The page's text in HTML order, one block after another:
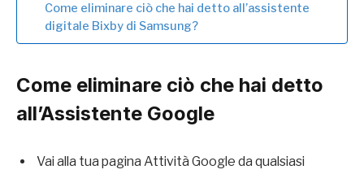
Come eliminare ciò che hai detto all’assistente
digitale Bixby di Samsung?
Come eliminare ciò che hai detto
all’Assistente Google
Vai alla tua pagina Attività Google da qualsiasi